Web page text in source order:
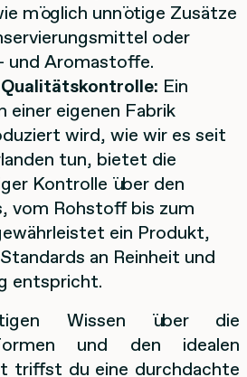
möglich unnötige Zusätze
oder
und Aromastoffe.
Ein
einer eigenen Fabrik
wird, wie wir es seit
tun, bietet die
Kontrolle über den
vom Rohstoff bis zum
ein Produkt,
an Reinheit und
entspricht.
Wissen über die
und den idealen
triffst du eine durchdachte